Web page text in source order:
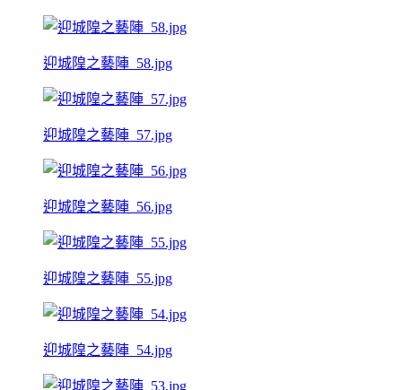
迎城隍之藝陣_58.jpg
迎城隍之藝陣_57.jpg
迎城隍之藝陣_56.jpg
迎城隍之藝陣_55.jpg
迎城隍之藝陣_54.jpg